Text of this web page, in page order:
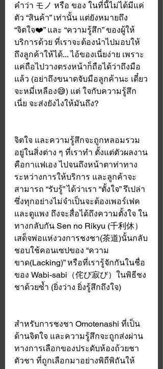
คำว่า モノ หรือ ของ ในที่นี้ไม่ได้มีแค่
ตัว “สินค้า” เท่านั้น แต่ยังหมายถึง
“จิตใจ❤️” และ “ความรู้สึก” ของผู้ให้
บริการด้วย ที่เราจะต้องนำไปมอบให้
ถึงลูกค้าให้ได้... ไอ้ของเนี่ยง่าย เพราะ
แค่ถือไปวางตรงหน้าก็ถือได้ว่าถึงมือ
แล้ว (อย่าถึงขนาดจับมือลูกค้านะ เดี๋ยว
จะหมี่เหลือง😅) แต่ ใจกับความรู้สึก
เนี่ย จะส่งยังไงให้มันถึง?
จิตใจ และความรู้สึกจะถูกหลอมรวม
อยู่ในสิ่งต่าง ๆ ที่เราทำ ตั้งแต่ตัวผลงาน
คือกาแฟเอง ไปจนถึงหน้าตาท่าทาง
ระหว่างการให้บริการ และลูกค้าจะ
สามารถ “รับรู้” ได้ว่าเรา “ตั้งใจ” รึเปล่า
ซึ่งทุกอย่างไม่จำเป็นจะต้องเพอร์เฟค
และดูแพง ถึงจะสื่อได้ถึงความตั้งใจ ใน
ทางกลับกัน Sen no Rikyu (千利休）
เสด็จพ่อแห่งวงการชงชา(茶道)นั้นกลับ
ชอบใช้คอนเซปของ “ความ
ขาด(Lacking)” หรือที่เรารู้จักกันในชื่อ
ของ Wabi-sabi（侘び寂び）ในพิธีชง
ชาด้วยซ้ำ (ยิ่งว่าง ยิ่งรู้สึกถึงใจ)
สำหรับการชงชา Omotenashi ที่เป็น
ด้านจิตใจ และความรู้สึกจะถูกส่งผ่าน
ทางการเลือกของประดับห้องถ้วยชา
ตัวชา ที่ถูกเลือกมาอย่างพิถีพิถันให้